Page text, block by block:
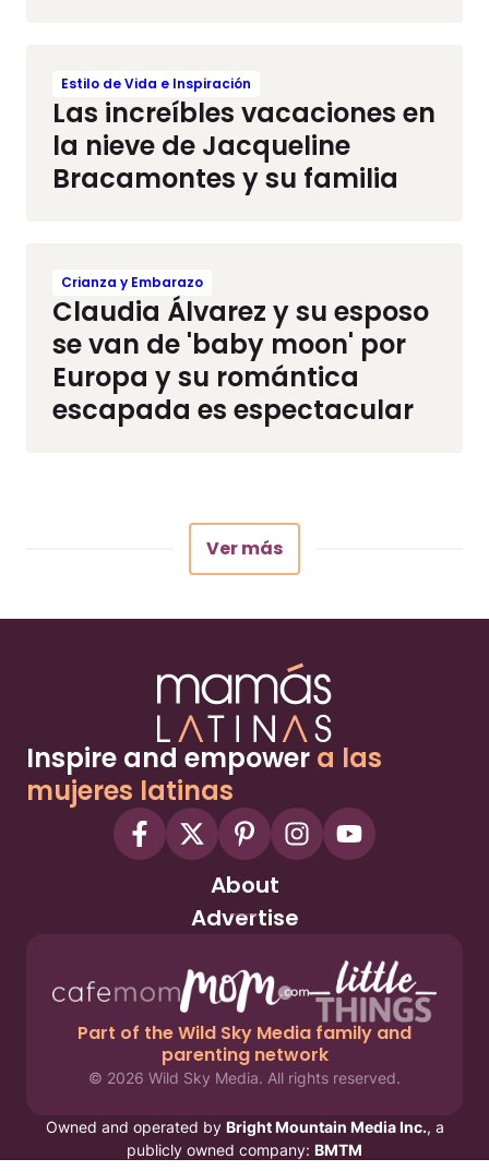
Estilo de Vida e Inspiración
Las increíbles vacaciones en
la nieve de Jacqueline
Bracamontes y su familia
Crianza y Embarazo
Claudia Álvarez y su esposo
se van de 'baby moon' por
Europa y su romántica
escapada es espectacular
Ver más
Inspire and empower a las
mujeres latinas
About
Advertise
Part of the Wild Sky Media family and
parenting network
© 2026 Wild Sky Media. All rights reserved.
Owned and operated by Bright Mountain Media Inc., a
publicly owned company: BMTM